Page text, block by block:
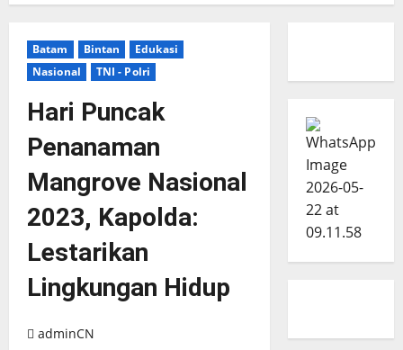
Batam Bintan
Edukasi
Nasional
TNI - Polri
Hari Puncak
Penanaman
Mangrove Nasional
2023, Kapolda:
Lestarikan
Lingkungan Hidup
adminCN